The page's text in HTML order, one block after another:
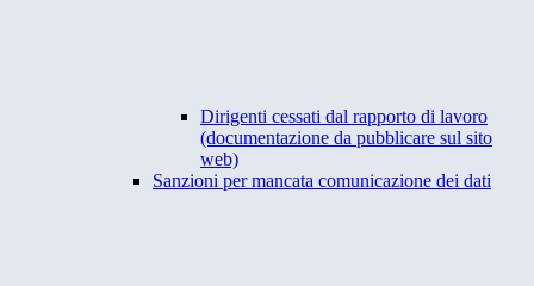
Dirigenti cessati dal rapporto di lavoro
(documentazione da pubblicare sul sito
web)
Sanzioni per mancata comunicazione dei dati